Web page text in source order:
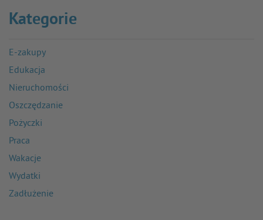
Kategorie
E-zakupy
Edukacja
Nieruchomości
Oszczędzanie
Pożyczki
Praca
Wakacje
Wydatki
Zadłużenie